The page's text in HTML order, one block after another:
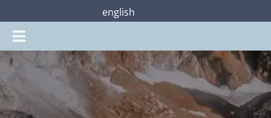
Inhalt
springen
english
Toggle
Navigation
Gottesdienste
Praterstraße28